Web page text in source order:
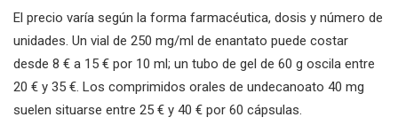
El precio varía según la forma farmacéutica, dosis y número de
unidades. Un vial de 250 mg/ml de enantato puede costar
desde 8 € a 15 € por 10 ml; un tubo de gel de 60 g oscila entre
20 € y 35 €. Los comprimidos orales de undecanoato 40 mg
suelen situarse entre 25 € y 40 € por 60 cápsulas.